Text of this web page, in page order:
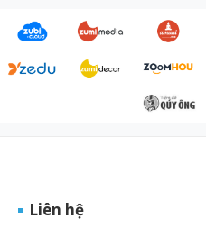
Liên hệ